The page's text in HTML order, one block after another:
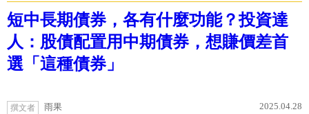
短中長期債券，各有什麼功能？投資達
人：股債配置用中期債券，想賺價差首
選「這種債券」
撰文者 雨果 2025.04.28